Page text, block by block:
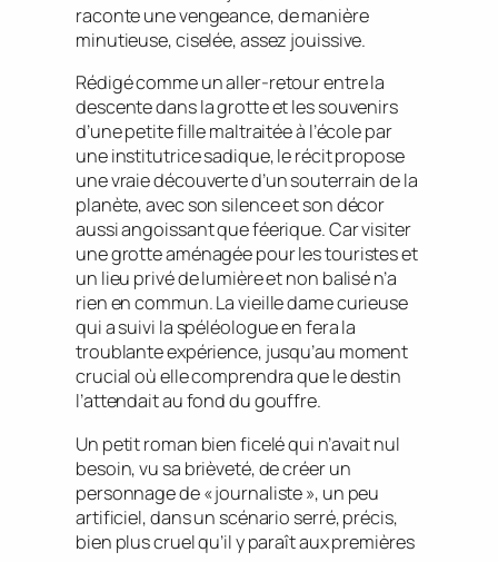
raconte une vengeance, de manière
minutieuse, ciselée, assez jouissive.
Rédigé comme un aller-retour entre la
descente dans la grotte et les souvenirs
d’une petite fille maltraitée à l’école par
une institutrice sadique, le récit propose
une vraie découverte d’un souterrain de la
planète, avec son silence et son décor
aussi angoissant que féerique. Car visiter
une grotte aménagée pour les touristes et
un lieu privé de lumière et non balisé n’a
rien en commun. La vieille dame curieuse
qui a suivi la spéléologue en fera la
troublante expérience, jusqu’au moment
crucial où elle comprendra que le destin
l’attendait au fond du gouffre.
Un petit roman bien ficelé qui n’avait nul
besoin, vu sa brièveté, de créer un
personnage de « journaliste », un peu
artificiel, dans un scénario serré, précis,
bien plus cruel qu’il y paraît aux premières